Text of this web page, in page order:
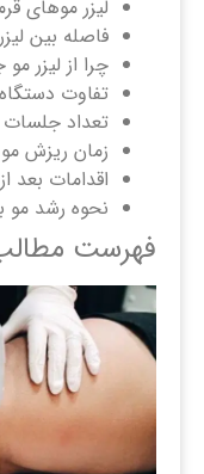
لیزر موهای
فاصله بین
چرا از لیزر
تفاوت
تعداد جلسات
زمان ریزش مو
اقدامات بعد
نحوه رشد مو
فهرست